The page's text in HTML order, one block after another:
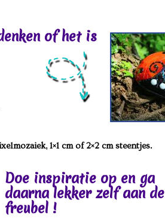
of het is
1×1 cm of 2×2 cm steentjes.
Doe inspiratie op en ga
daarna lekker zelf aan de
freubel !